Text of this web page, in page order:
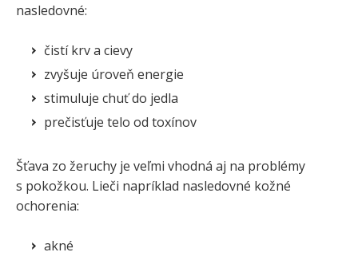
nasledovné:
čistí krv a cievy
zvyšuje úroveň energie
stimuluje chuť do jedla
prečisťuje telo od toxínov
Šťava zo žeruchy je veľmi vhodná aj na problémy
s pokožkou. Lieči napríklad nasledovné kožné
ochorenia:
akné